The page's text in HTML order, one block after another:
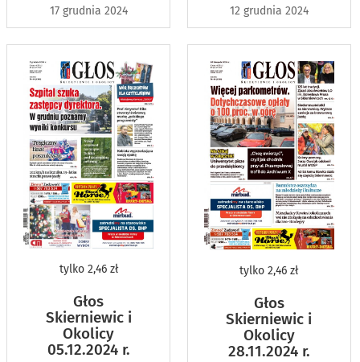
17 grudnia 2024 12 grudnia 2024
tylko2,46 zł
Głos
Skierniewic i
Okolicy
05.12.2024 r.
tylko 2,46 zł
Głos
Skierniewic i
Okolicy
28.11.2024 r.